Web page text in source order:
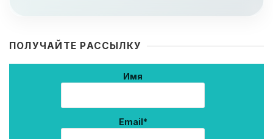
ПОЛУЧАЙТЕ РАССЫЛКУ
Имя
Email*